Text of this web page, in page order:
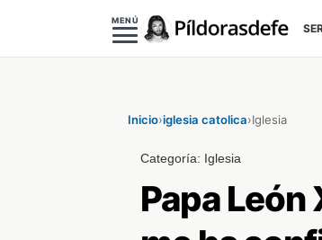
MENÚ
Inicio›iglesia catolica›Iglesia
Categoría: Iglesia
Papa León